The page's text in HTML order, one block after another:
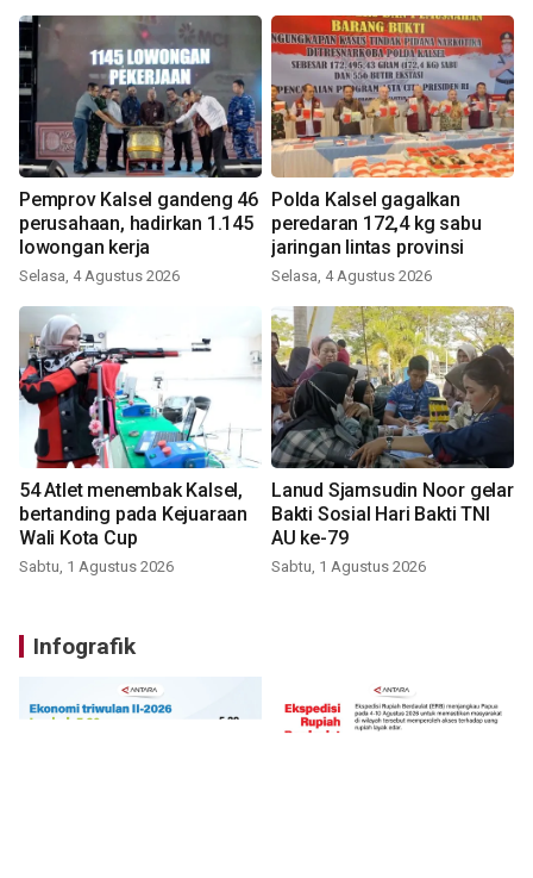
Pemprov Kalsel gandeng 46
perusahaan, hadirkan 1.145
lowongan kerja
Selasa, 4 Agustus 2026
Polda Kalsel gagalkan
peredaran 172,4 kg sabu
jaringan lintas provinsi
Selasa, 4 Agustus 2026
54 Atlet menembak Kalsel,
bertanding pada Kejuaraan
Wali Kota Cup
Sabtu, 1 Agustus 2026
Lanud Sjamsudin Noor gelar
Bakti Sosial Hari Bakti TNI
AU ke-79
Sabtu, 1 Agustus 2026
Infografik